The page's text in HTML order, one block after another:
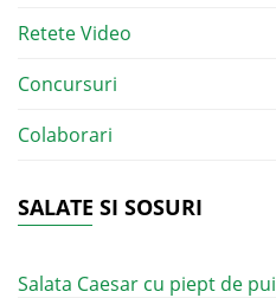
Retete Video
Concursuri
Colaborari
SALATE SI SOSURI
Salata Caesar cu piept de pui